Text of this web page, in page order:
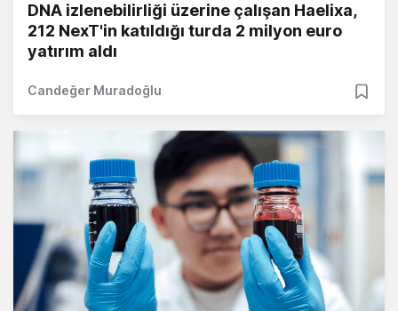
DNA izlenebilirliği üzerine çalışan Haelixa,
212 NexT'in katıldığı turda 2 milyon euro
yatırım aldı
Candeğer Muradoğlu